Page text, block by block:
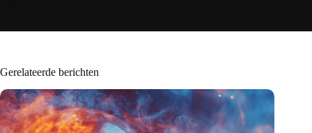
Gerelateerde berichten